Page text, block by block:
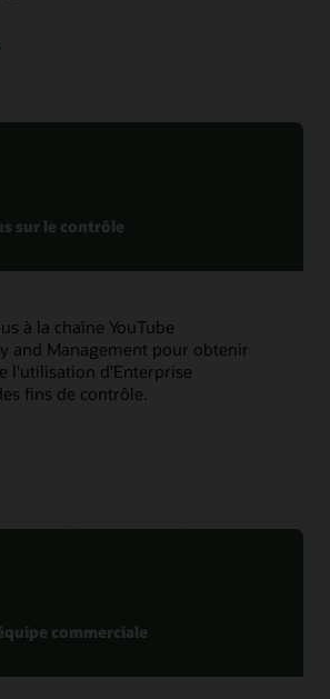
sur le contrôle
à la chaîne YouTube
and Management pour obtenir
l'utilisation d'Enterprise
fins de contrôle.
commerciale